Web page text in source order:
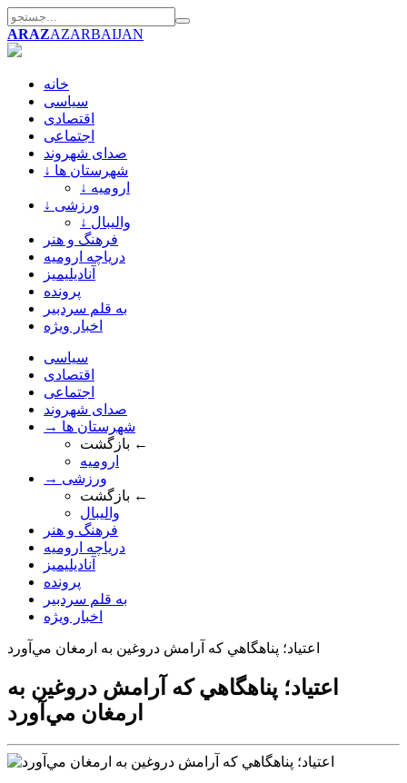
ARAZAZARBAIJAN
خانه
سیاسی
اقتصادی
اجتماعی
صدای شهروند
↓ شهرستان ها
↓ ارومیه
↓ ورزشی
↓ والیبال
فرهنگ و هنر
دریاچه ارومیه
آنادیلیمیز
پرونده
به قلم سردبیر
اخبار ویژه
سیاسی
اقتصادی
اجتماعی
صدای شهروند
→ شهرستان ها
بازگشت ←
ارومیه
→ ورزشی
بازگشت ←
والیبال
فرهنگ و هنر
دریاچه ارومیه
آنادیلیمیز
پرونده
به قلم سردبیر
اخبار ویژه
اعتياد؛ پناهگاهي که آرامش دروغين به ارمغان مي‌آورد
اعتياد؛ پناهگاهي که آرامش دروغين به
ارمغان مي‌آورد